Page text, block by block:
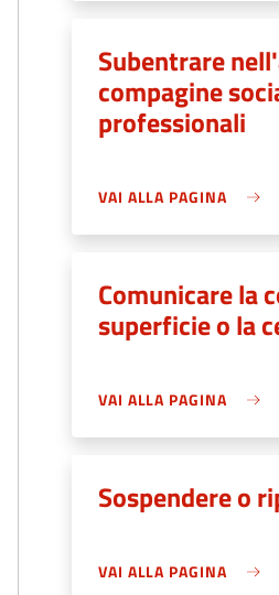
Subentrare
compagine
professionali
VAI ALLA PAGINA
Comunicare la
superficie o la
VAI ALLA PAGINA
Sospendere o
VAI ALLA PAGINA